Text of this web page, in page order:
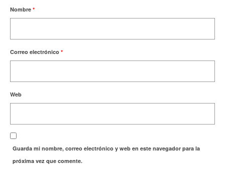
Nombre *
Correo electrónico *
Web
Guarda mi nombre, correo electrónico y web en este navegador para la
próxima vez que comente.